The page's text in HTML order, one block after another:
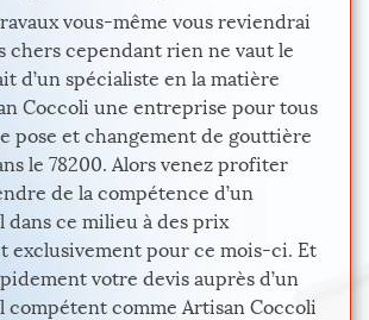
vous-même vous reviendrai
chers cependant rien ne vaut le
d’un spécialiste en la matière
Coccoli une entreprise pour tous
pose et changement de gouttière
le 78200. Alors venez profiter
de la compétence d’un
dans ce milieu à des prix
exclusivement pour ce mois-ci. Et
votre devis auprès d’un
compétent comme Artisan Coccoli